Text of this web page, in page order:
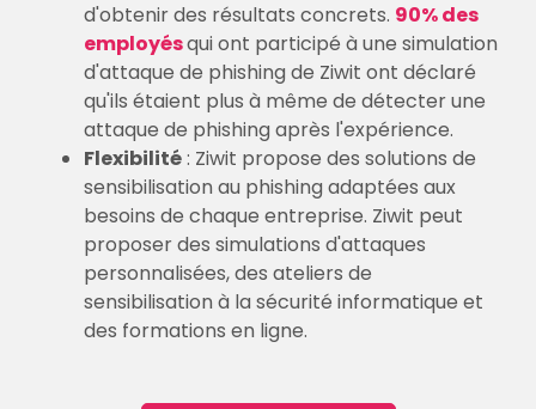
d'obtenir des résultats concrets. 90% des
employésqui ont participé à une simulation
d'attaque de phishing de Ziwit ont déclaré
qu'ils étaient plus à même de détecter une
attaque de phishing après l'expérience.
Flexibilité: Ziwit propose des solutions de
sensibilisation au phishing adaptées aux
besoins de chaque entreprise. Ziwit peut
proposer des simulations d'attaques
personnalisées, des ateliers de
sensibilisation à la sécurité informatique et
des formations en ligne.